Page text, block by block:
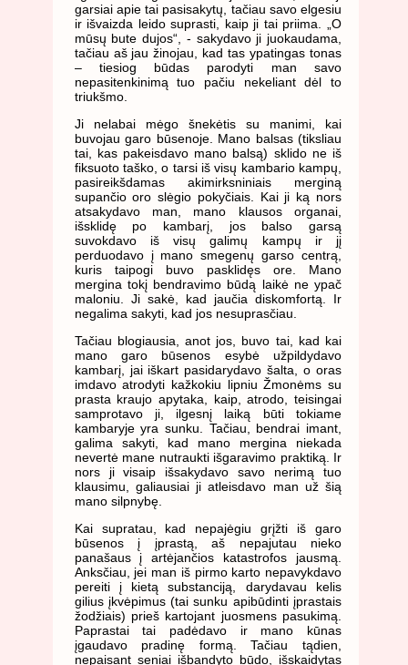
garsiai apie tai pasisakytų, tačiau savo elgesiu
ir išvaizda leido suprasti, kaip ji tai priima. „O
mūsų bute dujos“, - sakydavo ji juokaudama,
tačiau aš jau žinojau, kad tas ypatingas tonas
– tiesiog būdas parodyti man savo
nepasitenkinimą tuo pačiu nekeliant dėl to
triukšmo.
Ji nelabai mėgo šnekėtis su manimi, kai
buvojau garo būsenoje. Mano balsas (tiksliau
tai, kas pakeisdavo mano balsą) sklido ne iš
fiksuoto taško, o tarsi iš visų kambario kampų,
pasireikšdamas akimirksniniais merginą
supančio oro slėgio pokyčiais. Kai ji ką nors
atsakydavo man, mano klausos organai,
išsklidę po kambarį, jos balso garsą
suvokdavo iš visų galimų kampų ir jį
perduodavo į mano smegenų garso centrą,
kuris taipogi buvo pasklidęs ore. Mano
mergina tokį bendravimo būdą laikė ne ypač
maloniu. Ji sakė, kad jaučia diskomfortą. Ir
negalima sakyti, kad jos nesuprasčiau.
Tačiau blogiausia, anot jos, buvo tai, kad kai
mano garo būsenos esybė užpildydavo
kambarį, jai iškart pasidarydavo šalta, o oras
imdavo atrodyti kažkokiu lipniu Žmonėms su
prasta kraujo apytaka, kaip, atrodo, teisingai
samprotavo ji, ilgesnį laiką būti tokiame
kambaryje yra sunku. Tačiau, bendrai imant,
galima sakyti, kad mano mergina niekada
nevertė mane nutraukti išgaravimo praktiką. Ir
nors ji visaip išsakydavo savo nerimą tuo
klausimu, galiausiai ji atleisdavo man už šią
mano silpnybę.
Kai supratau, kad nepajėgiu grįžti iš garo
būsenos į įprastą, aš nepajutau nieko
panašaus į artėjančios katastrofos jausmą.
Anksčiau, jei man iš pirmo karto nepavykdavo
pereiti į kietą substanciją, darydavau kelis
gilius įkvėpimus (tai sunku apibūdinti įprastais
žodžiais) prieš kartojant juosmens pasukimą.
Paprastai tai padėdavo ir mano kūnas
įgaudavo pradinę formą. Tačiau tądien,
nepaisant seniai išbandyto būdo, išskaidytas